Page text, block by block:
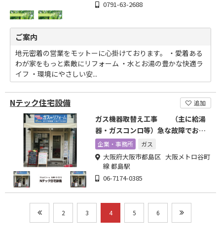
0791-63-2688
ご案内
地元密着の営業をモットーに心掛けております。 ・愛着ある
わが家をもっと素敵にリフォーム ・水とお湯の豊かな快適ラ
イフ ・環境にやさしい安...
Nテック住宅設備 追加
ガス機器取替え工事 （主に給湯
器・ガスコンロ等）急な故障でお困
りに迅速に対応します
企業・事務所 ガス
大阪府大阪市都島区 大阪メトロ谷町
線 都島駅
06-7174-0385
2 3 4 5 6